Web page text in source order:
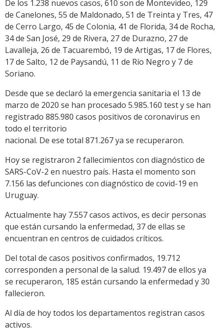
De los 1.238 nuevos casos, 610 son de Montevideo, 129
de Canelones, 55 de Maldonado, 51 de Treinta y Tres, 47
de Cerro Largo, 45 de Colonia, 41 de Florida, 34 de Rocha,
34 de San José, 29 de Rivera, 27 de Durazno, 27 de
Lavalleja, 26 de Tacuarembó, 19 de Artigas, 17 de Flores,
17 de Salto, 12 de Paysandú, 11 de Río Negro y 7 de
Soriano.
Desde que se declaró la emergencia sanitaria el 13 de
marzo de 2020 se han procesado 5.985.160 test y se han
registrado 885.980 casos positivos de coronavirus en
todo el territorio
nacional. De ese total 871.267 ya se recuperaron.
Hoy se registraron 2 fallecimientos con diagnóstico de
SARS-CoV-2 en nuestro país. Hasta el momento son
7.156 las defunciones con diagnóstico de covid-19 en
Uruguay.
Actualmente hay 7.557 casos activos, es decir personas
que están cursando la enfermedad, 37 de ellas se
encuentran en centros de cuidados críticos.
Del total de casos positivos confirmados, 19.712
corresponden a personal de la salud. 19.497 de ellos ya
se recuperaron, 185 están cursando la enfermedad y 30
fallecieron.
Al día de hoy todos los departamentos registran casos
activos.